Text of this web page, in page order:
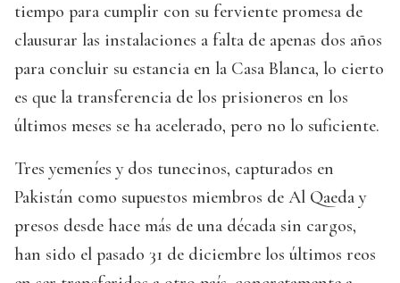
tiempo para cumplir con su ferviente promesa de
clausurar las instalaciones a falta de apenas dos años
para concluir su estancia en la Casa Blanca, lo cierto
es que la transferencia de los prisioneros en los
últimos meses se ha acelerado, pero no lo suficiente.
Tres yemeníes y dos tunecinos, capturados en
Pakistán como supuestos miembros de Al Qaeda y
presos desde hace más de una década sin cargos,
han sido el pasado 31 de diciembre los últimos reos